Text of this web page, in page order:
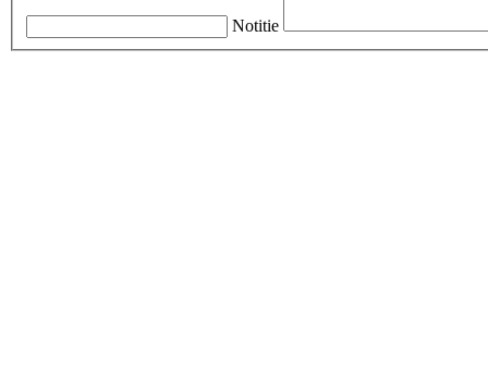
Notitie